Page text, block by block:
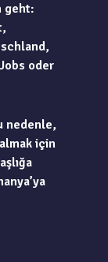
geht:
oder
nedenle,
için